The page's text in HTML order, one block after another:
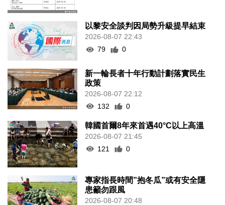
以黎安全談判因局勢升級提早結束
2026-08-07 22:43
79
0
新一輪長者十年行動計劃落實民生
政策
2026-08-07 22:12
132
0
韓國首爾8年來首遇40°C以上高溫
2026-08-07 21:45
121
0
專家指長時間”抱冬瓜”或有安全隱
患籲勿跟風
2026-08-07 20:48